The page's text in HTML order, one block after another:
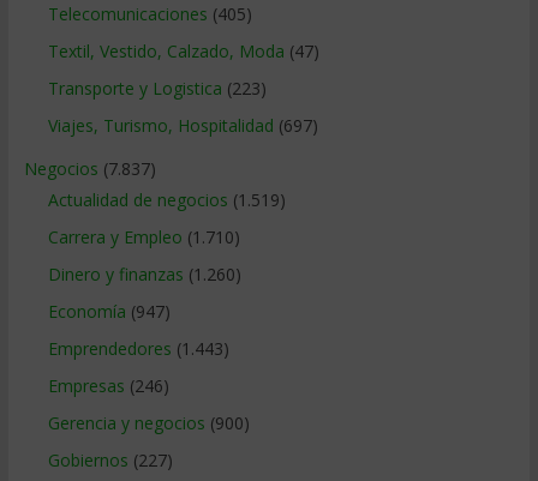
Telecomunicaciones (405)
Textil, Vestido, Calzado, Moda (47)
Transporte y Logistica (223)
Viajes, Turismo, Hospitalidad (697)
Negocios (7.837)
Actualidad de negocios (1.519)
Carrera y Empleo (1.710)
Dinero y finanzas (1.260)
Economía (947)
Emprendedores (1.443)
Empresas (246)
Gerencia y negocios (900)
Gobiernos (227)